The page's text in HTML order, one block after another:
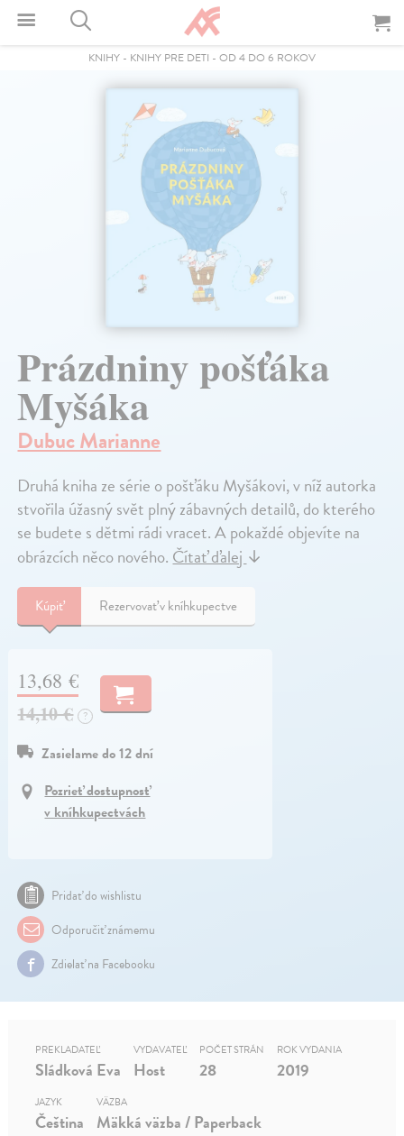
KNIHY - KNIHY PRE DETI - OD 4 DO 6 ROKOV
Prázdniny pošťáka
Myšáka
Dubuc Marianne
Druhá kniha ze série o pošťáku Myšákovi, v níž autorka
stvořila úžasný svět plný zábavných detailů, do kterého
se budete s dětmi rádi vracet. A pokaždé objevíte na
obrázcích něco nového.Čítať ďalej↓
Kúpiť Rezervovať v kníhkupectve
13,68 €
14,10 € ?
Zasielame do 12 dní
Pozrieť dostupnosť
v kníhkupectvách
Pridať do wishlistu
Odporučiť známemu
Zdielať na Facebooku
PREKLADATEĽ
Sládková Eva
VYDAVATEĽ
Host
POČET STRÁN
28
ROK VYDANIA
2019
JAZYK
Čeština
VÄZBA
Mäkká väzba / Paperback